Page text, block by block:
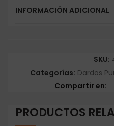
INFORMACIÓN ADICIONAL
SKU:
Categorías: Dardos
Compartir en
PRODUCTOS